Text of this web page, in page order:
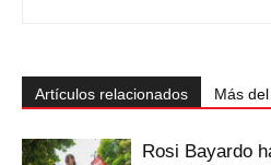
Artículos relacionados Más
Rosi Bayardo